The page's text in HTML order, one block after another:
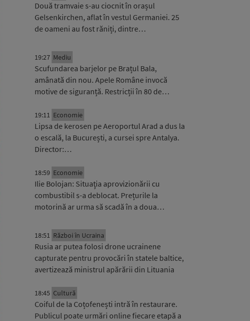
Două tramvaie s-au ciocnit în orașul
Gelsenkirchen, aflat în vestul Germaniei. 25
de oameni au fost răniți, dintre…
19:27 Mediu
Scufundarea barjelor pe Brațul Bala,
amânată din nou. Apele Române invocă
motive de siguranță. Restricții în 80 de…
19:11 Economie
Lipsa de kerosen pe Aeroportul Arad a dus la
o escală, la București, a cursei spre Antalya.
Director:…
18:59 Economie
Ilie Bolojan: Situaţia aprovizionării cu
combustibil s-a deblocat. Prețurile la
motorină ar urma să scadă în a doua…
18:51 Război în Ucraina
Rusia ar putea folosi drone ucrainene
capturate pentru provocări în statele baltice,
avertizează ministrul apărării din Lituania
18:45 Cultură
Coiful de la Coțofenești intră în restaurare.
Publicul poate urmări online fiecare etapă a